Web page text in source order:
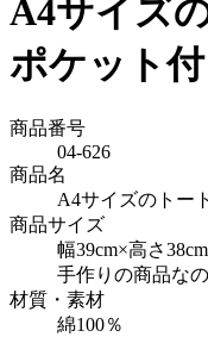
A4サイズ
ポケット
商品番号
04-626
商品名
A4サイズのトー
商品サイズ
幅39cm×高さ
手作りの商品な
材質・素材
綿100％